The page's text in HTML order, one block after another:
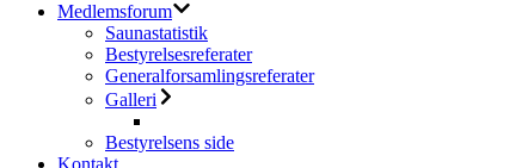
Medlemsforum
Saunastatistik
Bestyrelsesreferater
Generalforsamlingsreferater
Galleri
Bestyrelsens side